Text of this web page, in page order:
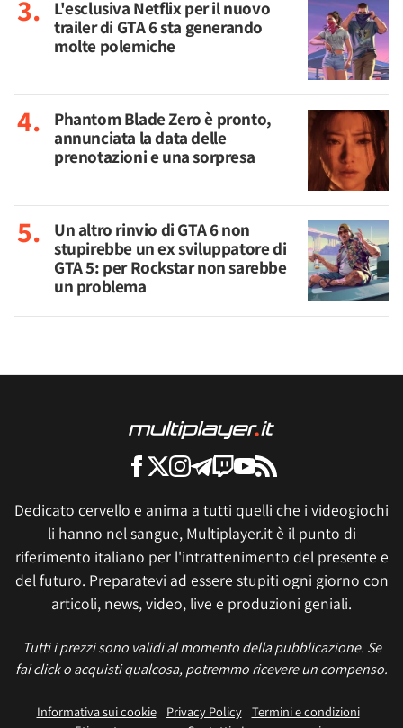
L'esclusiva Netflix per il nuovo
trailer di GTA 6 sta generando
molte polemiche
Phantom Blade Zero è pronto,
annunciata la data delle
prenotazioni e una sorpresa
Un altro rinvio di GTA 6 non
stupirebbe un ex sviluppatore di
GTA 5: per Rockstar non sarebbe
un problema
Dedicato cervello e anima a tutti quelli che i videogiochi
li hanno nel sangue, Multiplayer.it è il punto di
riferimento italiano per l'intrattenimento del presente e
del futuro. Preparatevi ad essere stupiti ogni giorno con
articoli, news, video, live e produzioni geniali.
Tutti i prezzi sono validi al momento della pubblicazione. Se
fai click o acquisti qualcosa, potremmo ricevere un compenso.
Informativa sui cookie Privacy Policy
Termini e condizioni